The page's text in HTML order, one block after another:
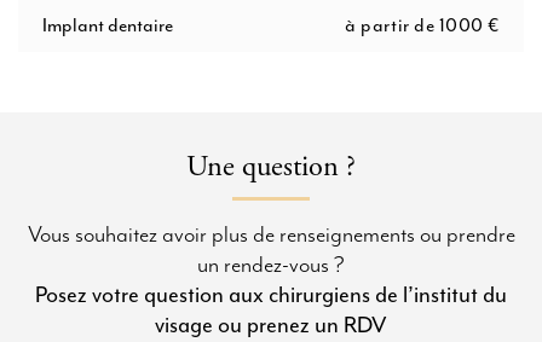
Implant dentaire à partir de 1000 €
Une question ?
Vous souhaitez avoir plus de renseignements ou prendre
un rendez-vous ?
Posez votre question aux chirurgiens de l’institut du
visage ou prenez un RDV